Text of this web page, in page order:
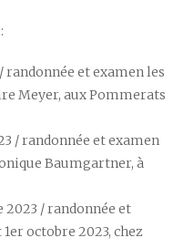
randonnée et examen les
Meyer, aux Pommerats
/ randonnée et examen
Baumgartner, à
2023 / randonnée et
octobre 2023, chez